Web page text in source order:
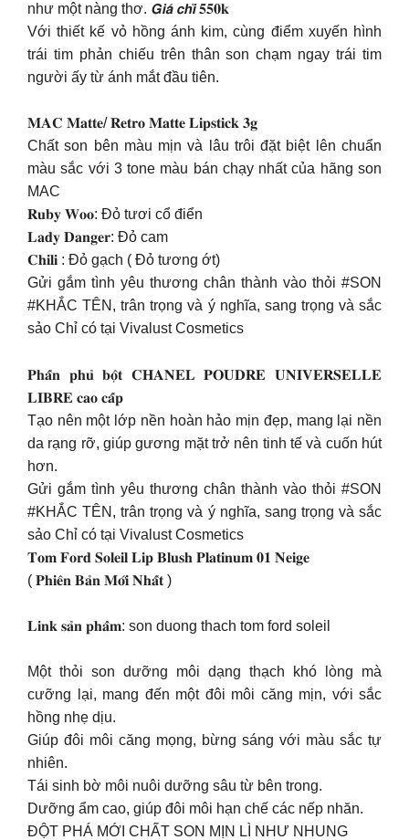
như một nàng thơ. 𝙂𝙞𝙖́ 𝙘𝙝𝙞̉ 𝟓𝟓𝟎𝐤
Với thiết kế vỏ hồng ánh kim, cùng điểm xuyến hình
trái tim phản chiếu trên thân son chạm ngay trái tim
người ấy từ ánh mắt đầu tiên.
𝐌𝐀𝐂 𝐌𝐚𝐭𝐭𝐞/ 𝐑𝐞𝐭𝐫𝐨 𝐌𝐚𝐭𝐭𝐞 𝐋𝐢𝐩𝐬𝐭𝐢𝐜𝐤 𝟑𝐠
Chất son bên màu mịn và lâu trôi đặt biệt lên chuẩn
màu sắc với 3 tone màu bán chạy nhất của hãng son
MAC
𝐑𝐮𝐛𝐲 𝐖𝐨𝐨: Đỏ tươi cổ điển
𝐋𝐚𝐝𝐲 𝐃𝐚𝐧𝐠𝐞𝐫: Đỏ cam
𝐂𝐡𝐢𝐥𝐢 : Đỏ gạch ( Đỏ tương ớt)
Gửi gắm tình yêu thương chân thành vào thỏi #SON
#KHẮC TÊN, trân trọng và ý nghĩa, sang trọng và sắc
sảo Chỉ có tại Vivalust Cosmetics
𝐏𝐡𝐚̂́𝐧 𝐩𝐡𝐮̉ 𝐛𝐨̣̂𝐭 𝐂𝐇𝐀𝐍𝐄𝐋 𝐏𝐎𝐔𝐃𝐑𝐄 𝐔𝐍𝐈𝐕𝐄𝐑𝐒𝐄𝐋𝐋𝐄
𝐋𝐈𝐁𝐑𝐄 𝐜𝐚𝐨 𝐜𝐚̂́𝐩
Tạo nên một lớp nền hoàn hảo mịn đẹp, mang lại nền
da rạng rỡ, giúp gương mặt trở nên tinh tế và cuốn hút
hơn.
Gửi gắm tình yêu thương chân thành vào thỏi #SON
#KHẮC TÊN, trân trọng và ý nghĩa, sang trọng và sắc
sảo Chỉ có tại Vivalust Cosmetics
𝐓𝐨𝐦 𝐅𝐨𝐫𝐝 𝐒𝐨𝐥𝐞𝐢𝐥 𝐋𝐢𝐩 𝐁𝐥𝐮𝐬𝐡 𝐏𝐥𝐚𝐭𝐢𝐧𝐮𝐦 𝟎𝟏 𝐍𝐞𝐢𝐠𝐞
( 𝐏𝐡𝐢𝐞̂𝐧 𝐁𝐚̉𝐧 𝐌𝐨̛́𝐢 𝐍𝐡𝐚̂́𝐭 )
𝐋𝐢𝐧𝐤 𝐬𝐚̉𝐧 𝐩𝐡𝐚̂̉𝐦: son duong thach tom ford soleil
Một thỏi son dưỡng môi dạng thạch khó lòng mà
cưỡng lại, mang đến một đôi môi căng mịn, với sắc
hồng nhẹ dịu.
Giúp đôi môi căng mọng, bừng sáng với màu sắc tự
nhiên.
Tái sinh bờ môi nuôi dưỡng sâu từ bên trong.
Dưỡng ẩm cao, giúp đôi môi hạn chế các nếp nhăn.
ĐỘT PHÁ MỚI CHẤT SON MỊN LÌ NHƯ NHUNG